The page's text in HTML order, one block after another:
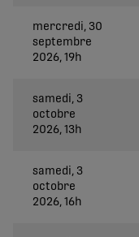
mercredi, 30
septembre
2026, 19h
samedi, 3
octobre
2026, 13h
samedi, 3
octobre
2026, 16h